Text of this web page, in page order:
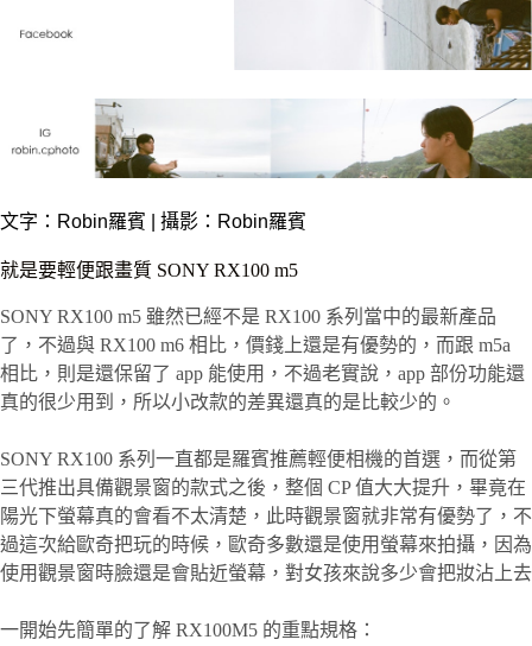
文字： Robin羅賓 | 攝影：Robin羅賓
就是要輕便跟畫質 SONY RX100 m5
SONY RX100 m5 雖然已經不是 RX100 系列當中的最新產品
了，不過與 RX100 m6 相比，價錢上還是有優勢的，而跟 m5a
相比，則是還保留了 app 能使用，不過老實說，app 部份功能還
真的很少用到，所以小改款的差異還真的是比較少的。
SONY RX100 系列一直都是羅賓推薦輕便相機的首選，而從第
三代推出具備觀景窗的款式之後，整個 CP 值大大提升，畢竟在
陽光下螢幕真的會看不太清楚，此時觀景窗就非常有優勢了，不
過這次給歐奇把玩的時候，歐奇多數還是使用螢幕來拍攝，因為
使用觀景窗時臉還是會貼近螢幕，對女孩來說多少會把妝沾上去
一開始先簡單的了解 RX100M5 的重點規格：